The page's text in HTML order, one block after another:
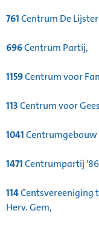
761Centrum De
696Centrum Partij,
1159Centrum voor
113Centrum voor
1041Centrumgebouw
1471Centrumpartij
114Centsvereeniging
Herv. Gem,